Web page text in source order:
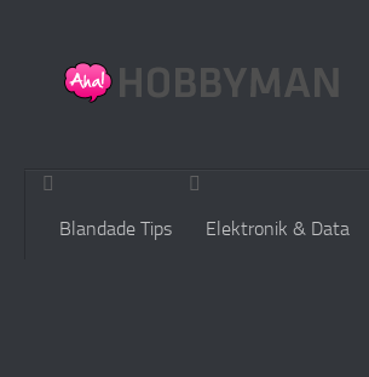
Blandade Tips Elektronik & Data